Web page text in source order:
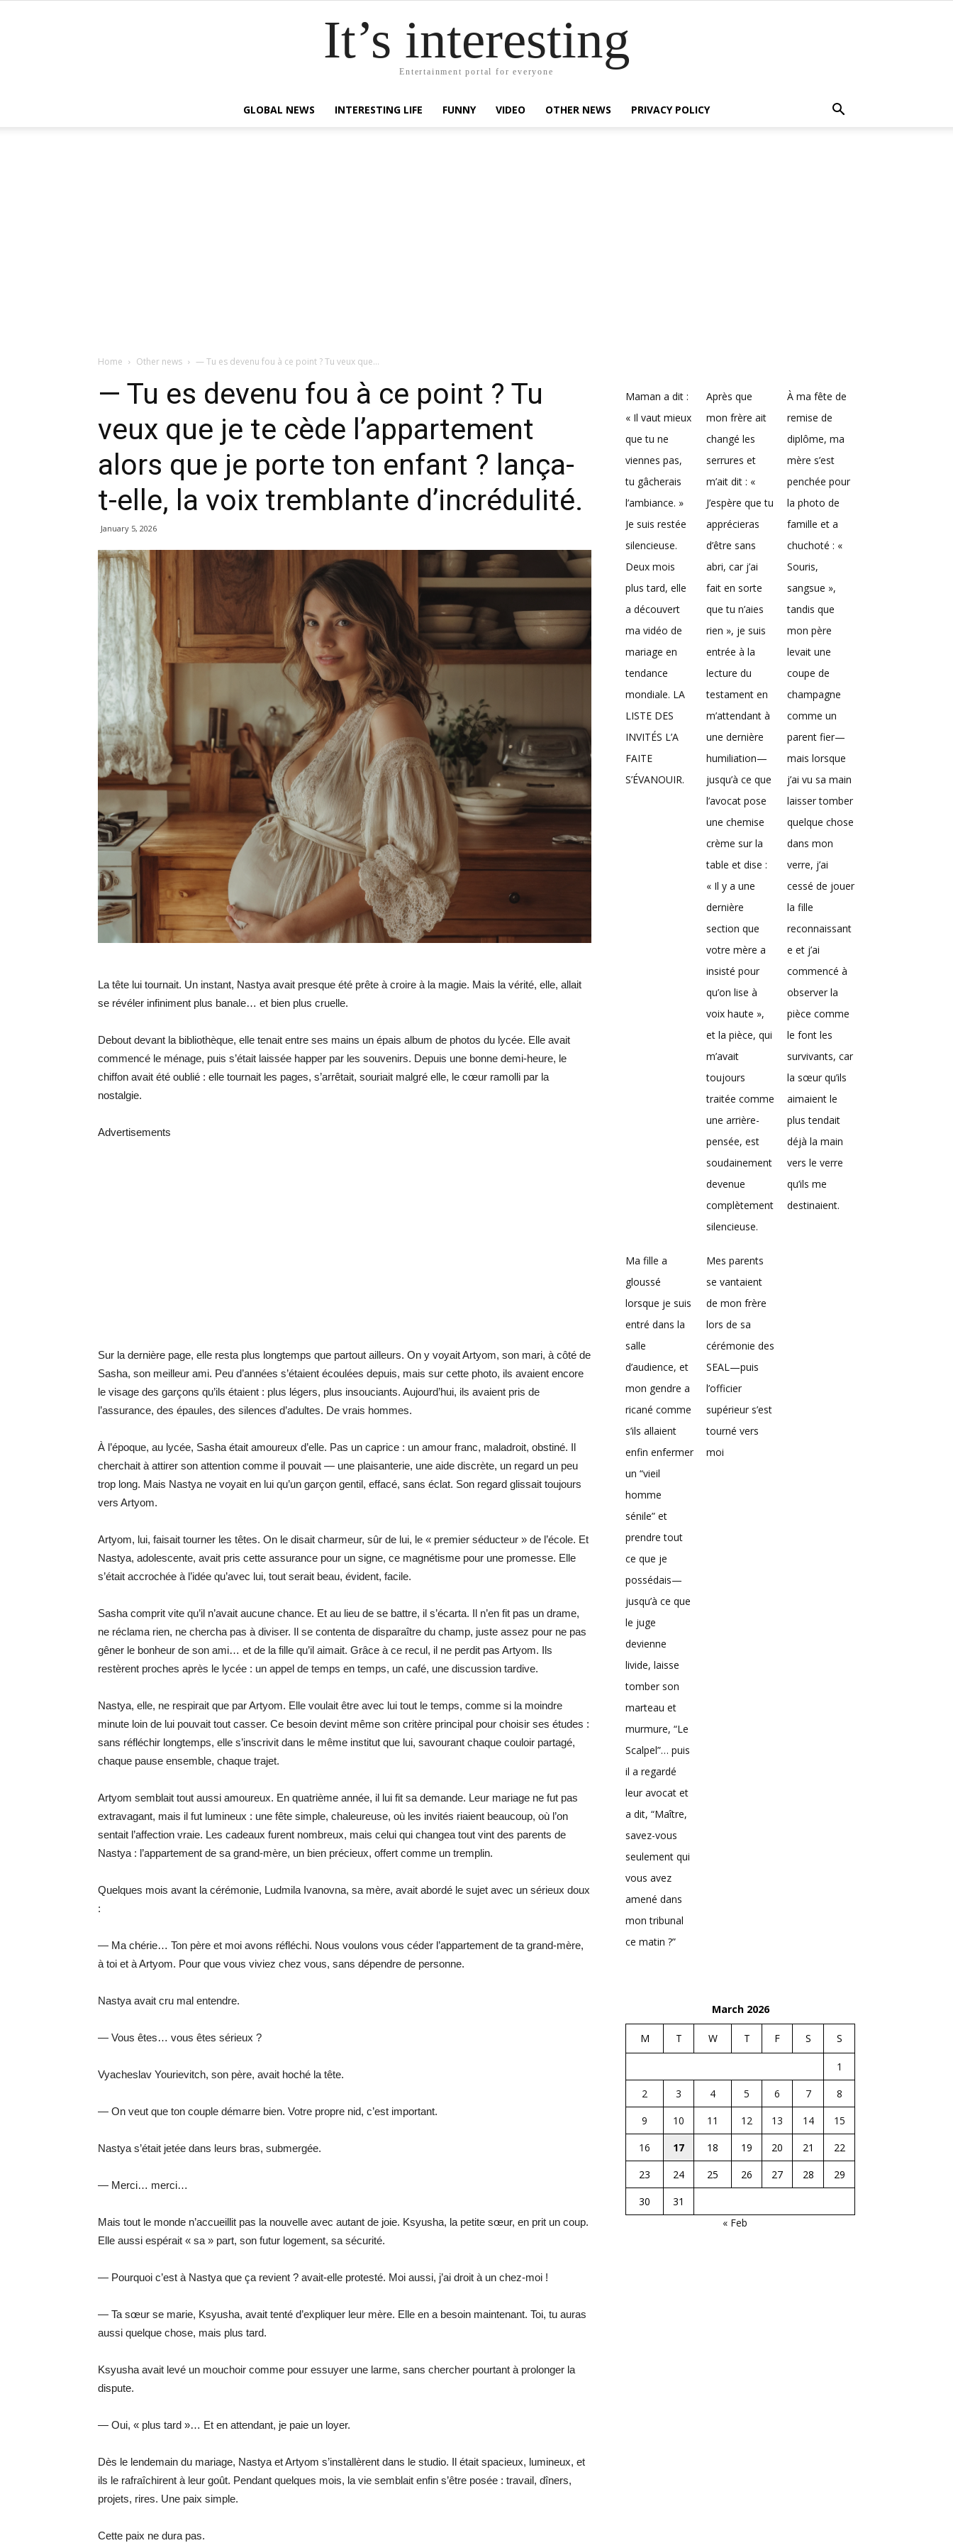
It’s interesting
Entertainment portal for everyone
GLOBAL NEWS INTERESTING LIFE FUNNY VIDEO OTHER NEWS PRIVACY POLICY
Home Other news — Tu es devenu fou à ce point ? Tu veux que...
— Tu es devenu fou à ce point ? Tu
veux que je te cède l’appartement
alors que je porte ton enfant ? lança-
t-elle, la voix tremblante d’incrédulité.
January 5, 2026
La tête lui tournait. Un instant, Nastya avait presque été prête à croire à la magie. Mais la vérité, elle, allait
se révéler infiniment plus banale… et bien plus cruelle.
Debout devant la bibliothèque, elle tenait entre ses mains un épais album de photos du lycée. Elle avait
commencé le ménage, puis s’était laissée happer par les souvenirs. Depuis une bonne demi-heure, le
chiffon avait été oublié : elle tournait les pages, s’arrêtait, souriait malgré elle, le cœur ramolli par la
nostalgie.
Advertisements
Sur la dernière page, elle resta plus longtemps que partout ailleurs. On y voyait Artyom, son mari, à côté de
Sasha, son meilleur ami. Peu d’années s’étaient écoulées depuis, mais sur cette photo, ils avaient encore
le visage des garçons qu’ils étaient : plus légers, plus insouciants. Aujourd’hui, ils avaient pris de
l’assurance, des épaules, des silences d’adultes. De vrais hommes.
À l’époque, au lycée, Sasha était amoureux d’elle. Pas un caprice : un amour franc, maladroit, obstiné. Il
cherchait à attirer son attention comme il pouvait — une plaisanterie, une aide discrète, un regard un peu
trop long. Mais Nastya ne voyait en lui qu’un garçon gentil, effacé, sans éclat. Son regard glissait toujours
vers Artyom.
Artyom, lui, faisait tourner les têtes. On le disait charmeur, sûr de lui, le « premier séducteur » de l’école. Et
Nastya, adolescente, avait pris cette assurance pour un signe, ce magnétisme pour une promesse. Elle
s’était accrochée à l’idée qu’avec lui, tout serait beau, évident, facile.
Sasha comprit vite qu’il n’avait aucune chance. Et au lieu de se battre, il s’écarta. Il n’en fit pas un drame,
ne réclama rien, ne chercha pas à diviser. Il se contenta de disparaître du champ, juste assez pour ne pas
gêner le bonheur de son ami… et de la fille qu’il aimait. Grâce à ce recul, il ne perdit pas Artyom. Ils
restèrent proches après le lycée : un appel de temps en temps, un café, une discussion tardive.
Nastya, elle, ne respirait que par Artyom. Elle voulait être avec lui tout le temps, comme si la moindre
minute loin de lui pouvait tout casser. Ce besoin devint même son critère principal pour choisir ses études :
sans réfléchir longtemps, elle s’inscrivit dans le même institut que lui, savourant chaque couloir partagé,
chaque pause ensemble, chaque trajet.
Artyom semblait tout aussi amoureux. En quatrième année, il lui fit sa demande. Leur mariage ne fut pas
extravagant, mais il fut lumineux : une fête simple, chaleureuse, où les invités riaient beaucoup, où l’on
sentait l’affection vraie. Les cadeaux furent nombreux, mais celui qui changea tout vint des parents de
Nastya : l’appartement de sa grand-mère, un bien précieux, offert comme un tremplin.
Quelques mois avant la cérémonie, Ludmila Ivanovna, sa mère, avait abordé le sujet avec un sérieux doux
:
— Ma chérie… Ton père et moi avons réfléchi. Nous voulons vous céder l’appartement de ta grand-mère,
à toi et à Artyom. Pour que vous viviez chez vous, sans dépendre de personne.
Nastya avait cru mal entendre.
— Vous êtes… vous êtes sérieux ?
Vyacheslav Yourievitch, son père, avait hoché la tête.
— On veut que ton couple démarre bien. Votre propre nid, c’est important.
Nastya s’était jetée dans leurs bras, submergée.
— Merci… merci…
Mais tout le monde n’accueillit pas la nouvelle avec autant de joie. Ksyusha, la petite sœur, en prit un coup.
Elle aussi espérait « sa » part, son futur logement, sa sécurité.
— Pourquoi c’est à Nastya que ça revient ? avait-elle protesté. Moi aussi, j’ai droit à un chez-moi !
— Ta sœur se marie, Ksyusha, avait tenté d’expliquer leur mère. Elle en a besoin maintenant. Toi, tu auras
aussi quelque chose, mais plus tard.
Ksyusha avait levé un mouchoir comme pour essuyer une larme, sans chercher pourtant à prolonger la
dispute.
— Oui, « plus tard »… Et en attendant, je paie un loyer.
Dès le lendemain du mariage, Nastya et Artyom s’installèrent dans le studio. Il était spacieux, lumineux, et
ils le rafraîchirent à leur goût. Pendant quelques mois, la vie semblait enfin s’être posée : travail, dîners,
projets, rires. Une paix simple.
Cette paix ne dura pas.
Maman a dit :
« Il vaut mieux
que tu ne
viennes pas,
tu gâcherais
l’ambiance. »
Je suis restée
silencieuse.
Deux mois
plus tard, elle
a découvert
ma vidéo de
mariage en
tendance
mondiale. LA
LISTE DES
INVITÉS L’A
FAITE
S’ÉVANOUIR.
Après que
mon frère ait
changé les
serrures et
m’ait dit : «
J’espère que tu
apprécieras
d’être sans
abri, car j’ai
fait en sorte
que tu n’aies
rien », je suis
entrée à la
lecture du
testament en
m’attendant à
une dernière
humiliation—
jusqu’à ce que
l’avocat pose
une chemise
crème sur la
table et dise :
« Il y a une
dernière
section que
votre mère a
insisté pour
qu’on lise à
voix haute »,
et la pièce, qui
m’avait
toujours
traitée comme
une arrière-
pensée, est
soudainement
devenue
complètement
silencieuse.
À ma fête de
remise de
diplôme, ma
mère s’est
penchée pour
la photo de
famille et a
chuchoté : «
Souris,
sangsue »,
tandis que
mon père
levait une
coupe de
champagne
comme un
parent fier—
mais lorsque
j’ai vu sa main
laisser tomber
quelque chose
dans mon
verre, j’ai
cessé de jouer
la fille
reconnaissant
e et j’ai
commencé à
observer la
pièce comme
le font les
survivants, car
la sœur qu’ils
aimaient le
plus tendait
déjà la main
vers le verre
qu’ils me
destinaient.
Ma fille a
gloussé
lorsque je suis
entré dans la
salle
d’audience, et
mon gendre a
ricané comme
s’ils allaient
enfin enfermer
un “vieil
homme
sénile” et
prendre tout
ce que je
possédais—
jusqu’à ce que
le juge
devienne
livide, laisse
tomber son
marteau et
murmure, “Le
Scalpel”… puis
il a regardé
leur avocat et
a dit, “Maître,
savez-vous
seulement qui
vous avez
amené dans
mon tribunal
ce matin ?”
Mes parents
se vantaient
de mon frère
lors de sa
cérémonie des
SEAL—puis
l’officier
supérieur s’est
tourné vers
moi
March 2026
M T W T F S S
1
2
3 4 5 6 7
8
9
10 11 12 13 14
15
16
17 18 19 20 21
22
23
24 25 26 27 28
29
30
31
« Feb